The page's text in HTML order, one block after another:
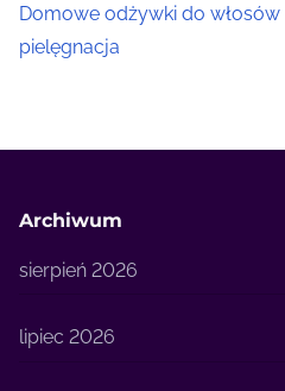
Domowe odżywki do włosów
pielęgnacja
Archiwum
sierpień 2026
lipiec 2026